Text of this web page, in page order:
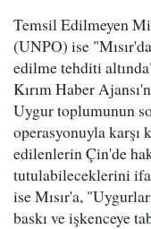
Temsil Edilmeyen
(UNPO) ise
edilme tehditi
Kırım Haber
Uygur toplumunun
operasyonuyla karşı
edilenlerin Çin'de
tutulabileceklerini
ise Mısır'a,
baskı ve işkenceye